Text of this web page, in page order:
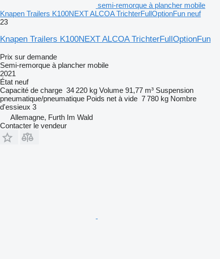
semi-remorque à plancher mobile
Knapen Trailers K100NEXT ALCOA TrichterFullOptionFun neuf
23
Knapen Trailers K100NEXT ALCOA TrichterFullOptionFun
Prix sur demande
Semi-remorque à plancher mobile
2021
État neuf
Capacité de charge 34 220 kg Volume 91,77 m³ Suspension
pneumatique/pneumatique Poids net à vide 7 780 kg Nombre
d'essieux 3
Allemagne, Furth Im Wald
Contacter le vendeur